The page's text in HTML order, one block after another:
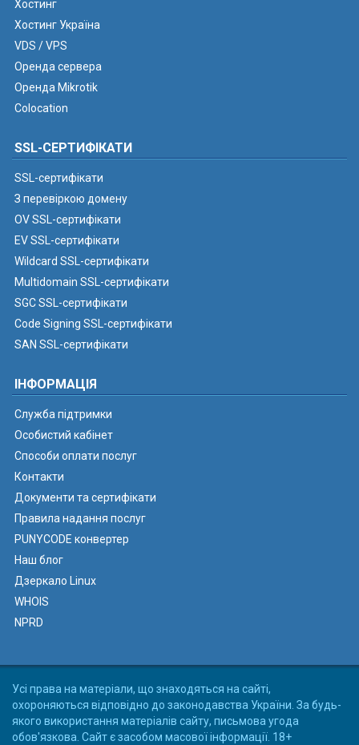
Хостинг
Хостинг Україна
VDS / VPS
Оренда сервера
Оренда Mikrotik
Colocation
SSL-СЕРТИФІКАТИ
SSL-сертифікати
З перевіркою домену
OV SSL-сертифікати
EV SSL-сертифікати
Wildcard SSL-сертифікати
Multidomain SSL-сертифікати
SGC SSL-сертифікати
Code Signing SSL-сертифікати
SAN SSL-сертифікати
ІНФОРМАЦІЯ
Служба підтримки
Особистий кабінет
Способи оплати послуг
Контакти
Документи та сертифікати
Правила надання послуг
PUNYCODE конвертер
Наш блог
Дзеркало Linux
WHOIS
NPRD
Усі права на матеріали, що знаходяться на сайті,
охороняються відповідно до законодавства України. За будь-
якого використання матеріалів сайту, письмова угода
обов'язкова. Сайт є засобом масової інформації. 18+